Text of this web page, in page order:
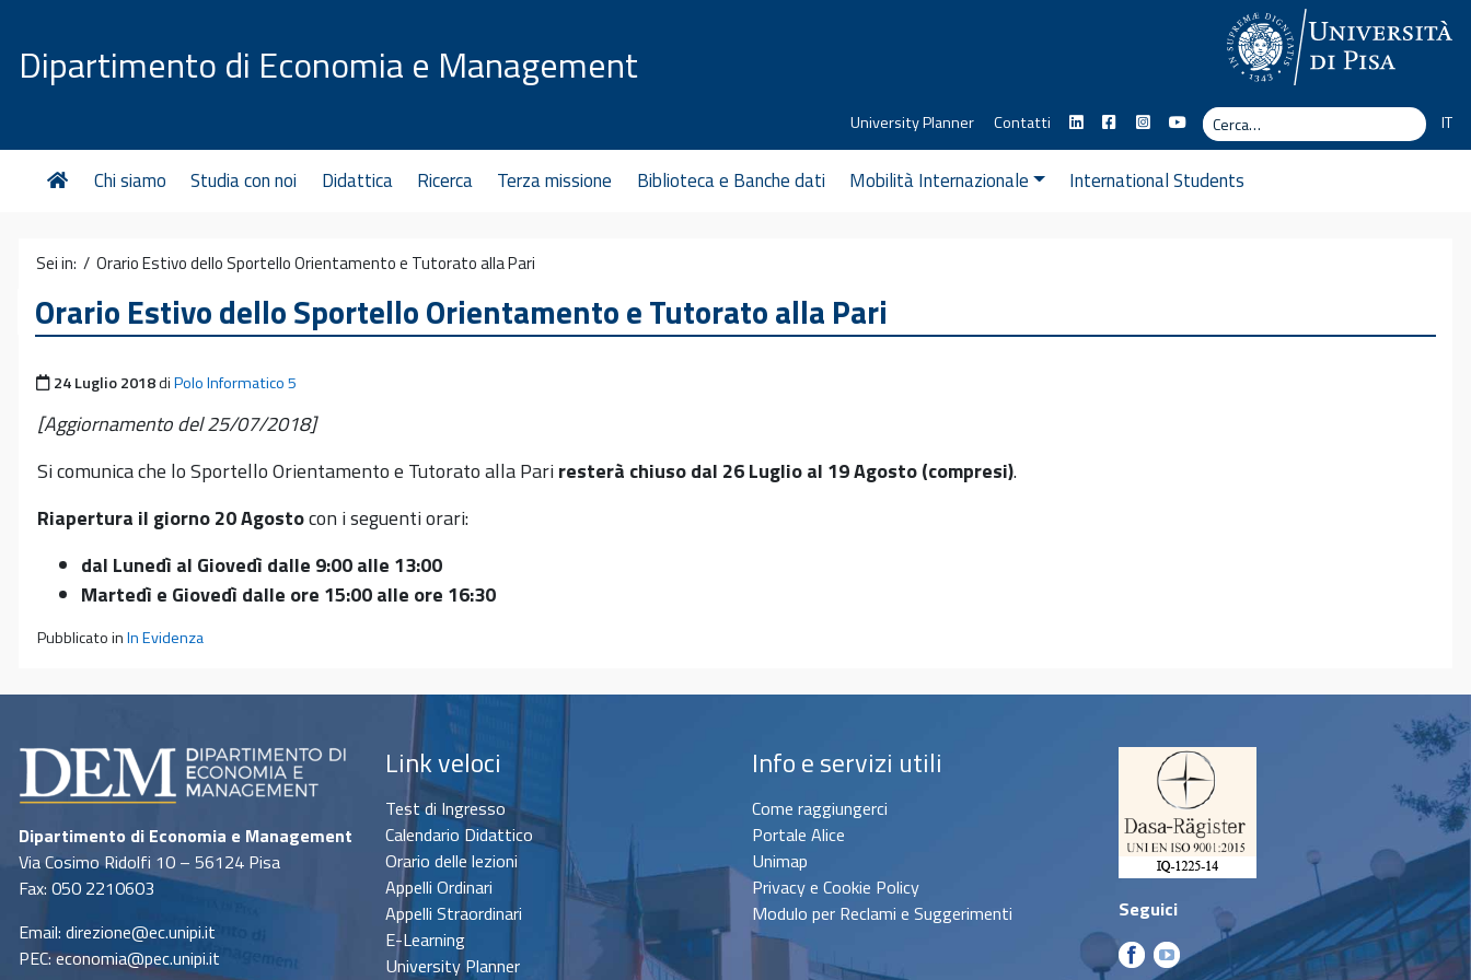
Dipartimento di Economia e Management
University Planner Contatti
Cerca
CercaIT
Chi siamo Studia con noi Didattica Ricerca Terza missione Biblioteca e Banche dati Mobilità Internazionale International Students
Sei in: / Orario Estivo dello Sportello Orientamento e Tutorato alla Pari
Orario Estivo dello Sportello Orientamento e Tutorato alla Pari
Pubblicato il
24 Luglio 2018diPolo Informatico 5
[Aggiornamento del 25/07/2018]
Si comunica che lo Sportello Orientamento e Tutorato alla Pariresterà chiuso dal 26 Luglio al 19 Agosto (compresi).
Riapertura il giorno 20 Agostocon i seguenti orari:
dal Lunedì al Giovedì dalle 9:00 alle 13:00
Martedì e Giovedì dalle ore 15:00 alle ore 16:30
Pubblicato inIn Evidenza
Dipartimento di Economia e Management
Via Cosimo Ridolfi 10 – 56124 Pisa
Fax: 050 2210603
Email: direzione@ec.unipi.it
PEC: economia@pec.unipi.it
Link veloci
Test di Ingresso
Calendario Didattico
Orario delle lezioni
Appelli Ordinari
Appelli Straordinari
E-Learning
University Planner
Info e servizi utili
Come raggiungerci
Portale Alice
Unimap
Privacy e Cookie Policy
Modulo per Reclami e Suggerimenti
Seguici